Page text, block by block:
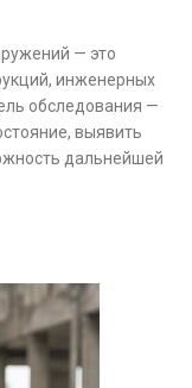
— это
инженерных
обследования —
выявить
дальнейшей